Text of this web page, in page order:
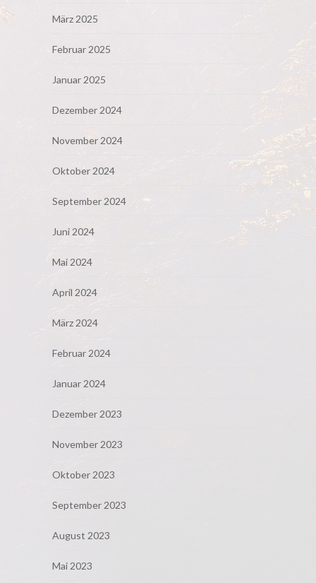
März 2025
Februar 2025
Januar 2025
Dezember 2024
November 2024
Oktober 2024
September 2024
Juni 2024
Mai 2024
April 2024
März 2024
Februar 2024
Januar 2024
Dezember 2023
November 2023
Oktober 2023
September 2023
August 2023
Mai 2023